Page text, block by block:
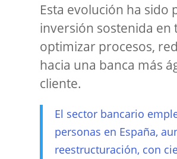
Esta evolución ha sido
inversión sostenida
optimizar procesos,
hacia una banca más
cliente.
El sector bancario
personas en España,
reestructuración, con